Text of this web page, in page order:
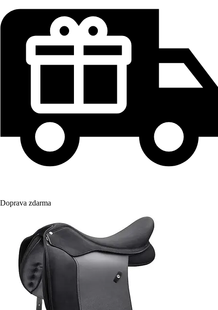
Doprava zdarma